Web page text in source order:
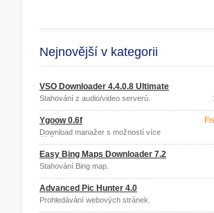
Nejnovější v kategorii
VSO Downloader 4.4.0.8 Ultimate
Stahování z audio/video serverů.
Ygoow 0.6f
Download manažer s možností více
účtů.
Easy Bing Maps Downloader 7.2
Stahování Bing map.
Advanced Pic Hunter 4.0
Prohledávání webových stránek.